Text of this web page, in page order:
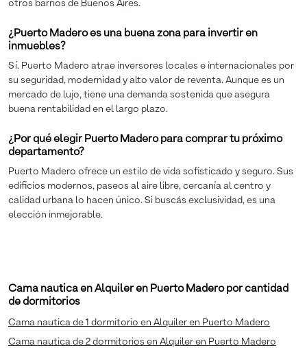
otros barrios de Buenos Aires.
¿Puerto Madero es una buena zona para invertir en
inmuebles?
Sí. Puerto Madero atrae inversores locales e internacionales por
su seguridad, modernidad y alto valor de reventa. Aunque es un
mercado de lujo, tiene una demanda sostenida que asegura
buena rentabilidad en el largo plazo.
¿Por qué elegir Puerto Madero para comprar tu próximo
departamento?
Puerto Madero ofrece un estilo de vida sofisticado y seguro. Sus
edificios modernos, paseos al aire libre, cercanía al centro y
calidad urbana lo hacen único. Si buscás exclusividad, es una
elección inmejorable.
Cama nautica en Alquiler en Puerto Madero por cantidad
de dormitorios
Cama nautica de 1 dormitorio en Alquiler en Puerto Madero
Cama nautica de 2 dormitorios en Alquiler en Puerto Madero